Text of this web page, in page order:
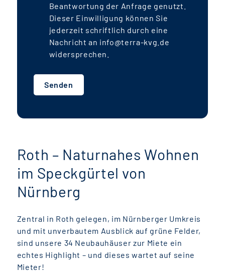
Beantwortung der Anfrage genutzt.
Dieser Einwilligung können Sie
jederzeit schriftlich durch eine
Nachricht an info@terra-kvg.de
widersprechen.
Senden
Roth – Naturnahes Wohnen
im Speckgürtel von
Nürnberg
Zentral in Roth gelegen, im Nürnberger Umkreis
und mit unverbautem Ausblick auf grüne Felder,
sind unsere 34 Neubauhäuser zur Miete ein
echtes Highlight – und dieses wartet auf seine
Mieter!